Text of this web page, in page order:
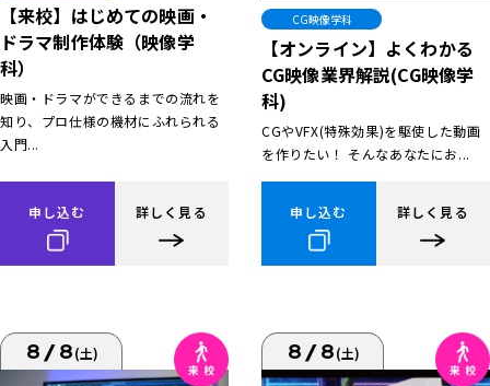
【来校】はじめての映画・
ドラマ制作体験（映像学
科）
映画・ドラマができるまでの流れを
知り、プロ仕様の機材にふれられる
入門...
申し込む 詳しく見る
CG映像学科
【オンライン】よくわかる
CG映像業界解説(CG映像学
科)
CGやVFX(特殊効果)を駆使した動画
を作りたい！ そんなあなたにお...
申し込む 詳しく見る
8/8(土) 8/8(土)